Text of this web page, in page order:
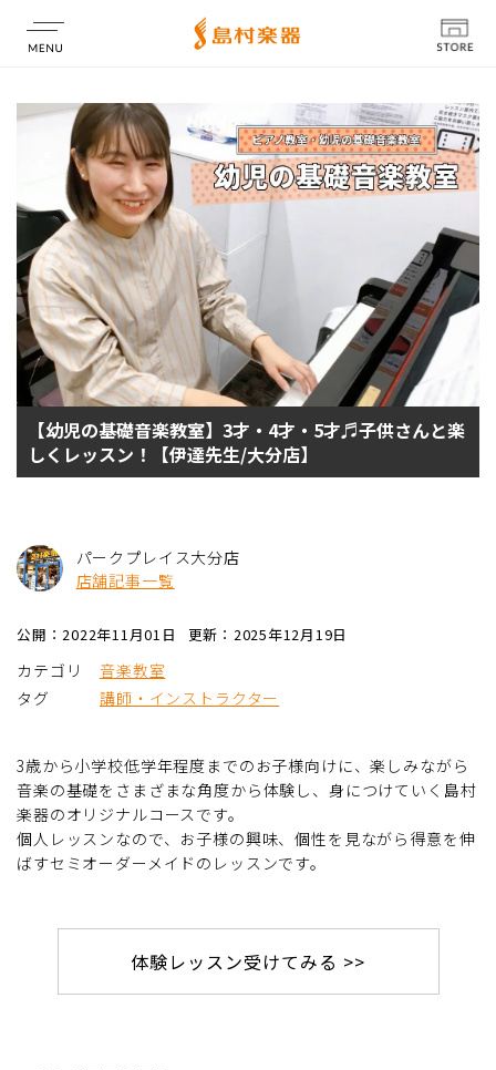
店舗情報
【幼児の基礎音楽教室】3才・4才・5才♬子供さんと楽
しくレッスン！【伊達先生/大分店】
パークプレイス大分店
店舗記事一覧
公開：2022年11月01日 更新：2025年12月19日
カテゴリ
音楽教室
タグ
講師・インストラクター
3歳から小学校低学年程度までのお子様向けに、楽しみながら
音楽の基礎をさまざまな角度から体験し、身につけていく島村
楽器のオリジナルコースです。
個人レッスンなので、お子様の興味、個性を見ながら得意を伸
ばすセミオーダーメイドのレッスンです。
体験レッスン受けてみる >>